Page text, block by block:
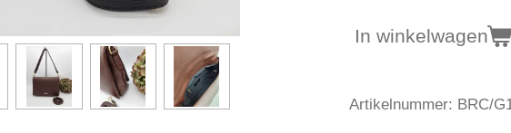
In winkelwagen
Artikelnummer: BRC/